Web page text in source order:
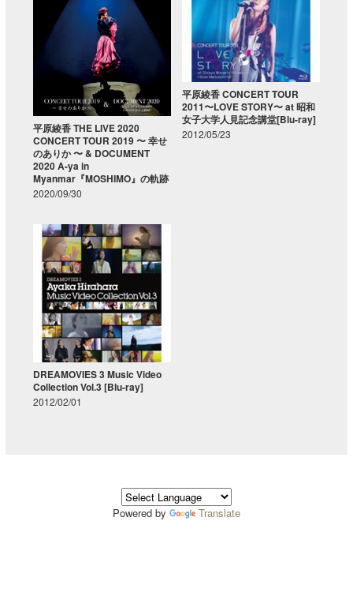
平原綾香 THE LIVE 2020
CONCERT TOUR 2019 〜 幸せ
のありか 〜 & DOCUMENT
2020 A-ya in
Myanmar『MOSHIMO』の軌跡
2020/09/30
平原綾香 CONCERT TOUR
2011〜LOVE STORY〜 at 昭和
女子大学人見記念講堂[Blu-ray]
2012/05/23
DREAMOVIES 3 Music Video
Collection Vol.3 [Blu-ray]
2012/02/01
Powered by Translate